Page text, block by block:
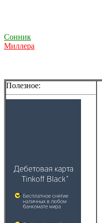
Сонник
Миллера
Полезное: